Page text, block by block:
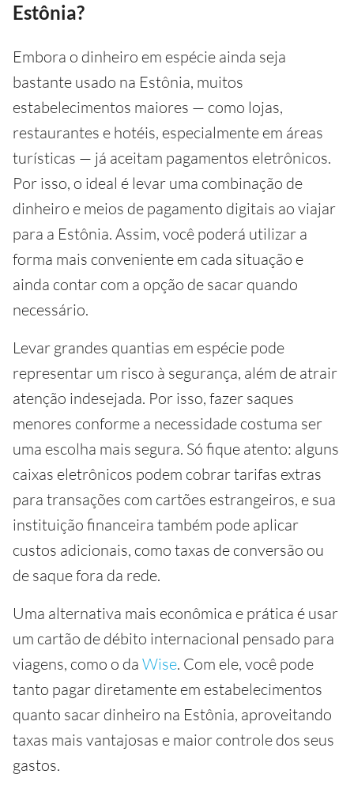
Estônia?
Embora o dinheiro em espécie ainda seja
bastante usado na Estônia, muitos
estabelecimentos maiores — como lojas,
restaurantes e hotéis, especialmente em áreas
turísticas — já aceitam pagamentos eletrônicos.
Por isso, o ideal é levar uma combinação de
dinheiro e meios de pagamento digitais ao viajar
para a Estônia. Assim, você poderá utilizar a
forma mais conveniente em cada situação e
ainda contar com a opção de sacar quando
necessário.
Levar grandes quantias em espécie pode
representar um risco à segurança, além de atrair
atenção indesejada. Por isso, fazer saques
menores conforme a necessidade costuma ser
uma escolha mais segura. Só fique atento: alguns
caixas eletrônicos podem cobrar tarifas extras
para transações com cartões estrangeiros, e sua
instituição financeira também pode aplicar
custos adicionais, como taxas de conversão ou
de saque fora da rede.
Uma alternativa mais econômica e prática é usar
um cartão de débito internacional pensado para
viagens, como o da Wise. Com ele, você pode
tanto pagar diretamente em estabelecimentos
quanto sacar dinheiro na Estônia, aproveitando
taxas mais vantajosas e maior controle dos seus
gastos.